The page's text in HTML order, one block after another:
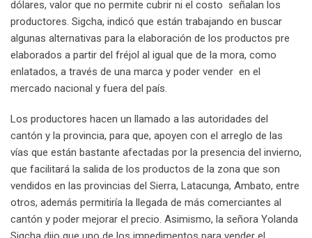
dólares, valor que no permite cubrir ni el costo señalan los
productores. Sigcha, indicó que están trabajando en buscar
algunas alternativas para la elaboración de los productos pre
elaborados a partir del fréjol al igual que de la mora, como
enlatados, a través de una marca y poder vender en el
mercado nacional y fuera del país.
Los productores hacen un llamado a las autoridades del
cantón y la provincia, para que, apoyen con el arreglo de las
vías que están bastante afectadas por la presencia del invierno,
que facilitará la salida de los productos de la zona que son
vendidos en las provincias del Sierra, Latacunga, Ambato, entre
otros, además permitiría la llegada de más comerciantes al
cantón y poder mejorar el precio. Asimismo, la señora Yolanda